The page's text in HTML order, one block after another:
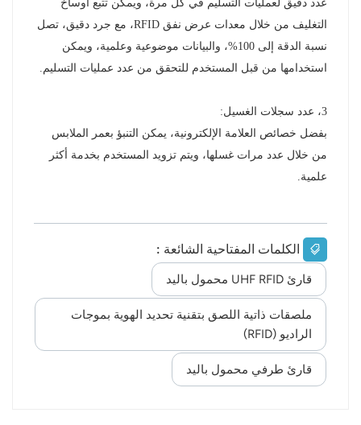
عدد دقيق لعمليات التسليم في كل مرة، ويمكن تتبع أوساخ
التغليف من خلال معدات عرض نفق RFID، مع جرد دقيق، تصل
نسبة الدقة إلى 100%، والبيانات موضوعية وعلمية، ويمكن
استخدامها من قبل المستخدم للتحقق من عدد عمليات التسليم.
3، عدد سجلات الغسيل:
بفضل خصائص العلامة الإلكترونية، يمكن التنبؤ بعمر الملابس
من خلال عدد مرات غسلها، ويتم تزويد المستخدم بخدمة أكثر
علمية.
الكلمات المفتاحية الشائعة :
قارئ UHF RFID محمول باليد
ملصقات ذاتية اللصق بتقنية تحديد الهوية بموجات
الراديو (RFID)
قارئ طرفي محمول باليد